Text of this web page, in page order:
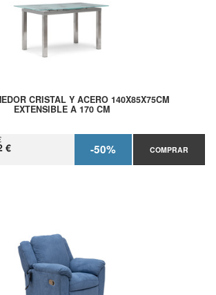
CRISTAL Y ACERO 140X85X75CM
EXTENSIBLE A 170 CM
€ -50% COMPRAR